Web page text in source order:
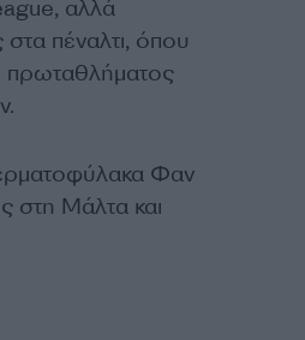
αλλά
πέναλτι, όπου
πρωταθλήματος
Φαν
στη Μάλτα και